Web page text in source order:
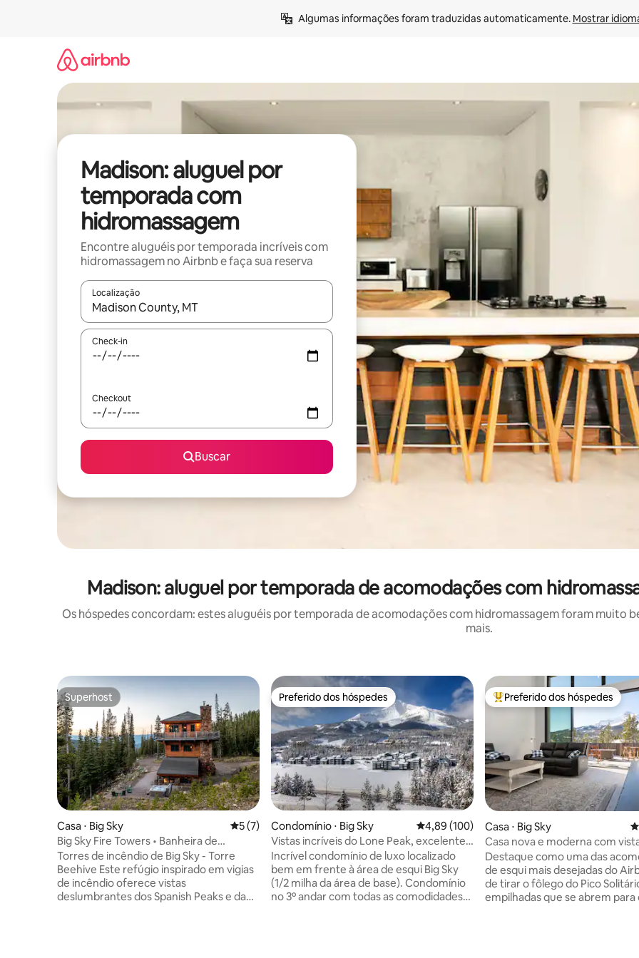
Algumas informações foram traduzidas automaticamente. Mostrar
Madison: aluguel por
temporada com
hidromassagem
Encontre aluguéis por temporada incríveis com
hidromassagem no Airbnb e faça sua reserva
Localização
Quando os resultados estiverem disponíveis, explore-os usando as seta para cima e para baixo do teclado ou tocando
Check-in
Checkout
Buscar
Madison: aluguel por temporada de acomodações com
Os hóspedes concordam: estes aluguéis por temporada de acomodações com hidromassagem foram muito
mais.
Superhost
Superhost
Casa ⋅ Big Sky 5 de uma avaliação média de 5, 7 avaliações
5 (7)
Big Sky Fire Towers • Banheira de
hidromassagem privativa e vista 360°
Torres de incêndio de Big Sky - Torre
Beehive Este refúgio inspirado em vigias
de incêndio oferece vistas
deslumbrantes dos Spanish Peaks e da
Preferido dos hóspedes
Preferido dos hóspedes
Condomínio ⋅ Big Sky 4,89 de uma avaliação média de 5, 100
4,89 (100)
Vistas incríveis do Lone Peak, excelente
localização
Incrível condomínio de luxo localizado
bem em frente à área de esqui Big Sky
(1/2 milha da área de base). Condomínio
no 3º andar com todas as comodidades
Entre os melhores preferidos
Preferido dos hóspedes
Casa ⋅ Big Sky
Casa nova e moderna com
de Lone Peak!!
Destaque como uma das
de esqui mais desejadas do Airbnb!
de tirar o fôlego do Pico Solitário.
empilhadas que se abrem para